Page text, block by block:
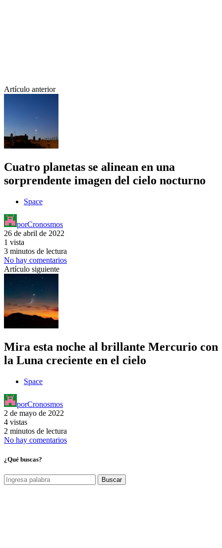
Artículo anterior
Cuatro planetas se alinean en una
sorprendente imagen del cielo nocturno
Space
porCronosmos
26 de abril de 2022
1 vista
3 minutos de lectura
No hay comentarios
Artículo siguiente
Mira esta noche al brillante Mercurio con
la Luna creciente en el cielo
Space
porCronosmos
2 de mayo de 2022
4 vistas
2 minutos de lectura
No hay comentarios
¿Qué buscas?
Buscar